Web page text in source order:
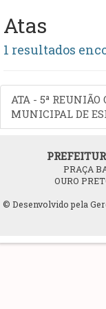
Atas
1 resultados
ATA - 5ª REUNIÃO
MUNICIPAL DE
PRAÇA
OURO
© Desenvolvido pela